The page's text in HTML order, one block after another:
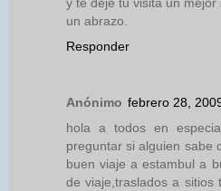
un abrazo.
Responder
Anónimo febrero 28,
hola a todos en
preguntar si alguien sabe
buen viaje a estambul a
de viaje,traslados a sitios